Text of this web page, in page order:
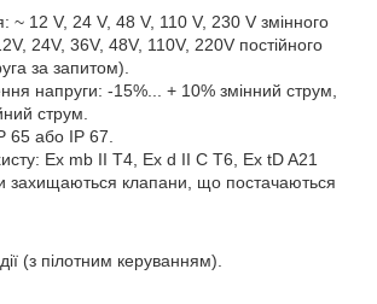
~ 12 V, 24 V, 48 V, 110 V, 230 V змінного
24V, 36V, 48V, 110V, 220V постійного
за запитом).
напруги: -15%... + 10% змінний струм,
струм.
65 або IP 67.
Ex mb II T4, Ex d II C T6, Ex tD A21
захищаються клапани, що постачаються
(з пілотним керуванням).